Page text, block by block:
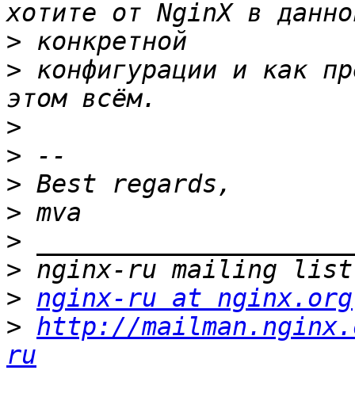
>
> конфигурации и как
>
>
>
>
>
>
> nginx-ru at nginx.org
> http://
ru